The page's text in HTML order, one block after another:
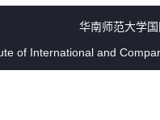
华南师范大学
of International and